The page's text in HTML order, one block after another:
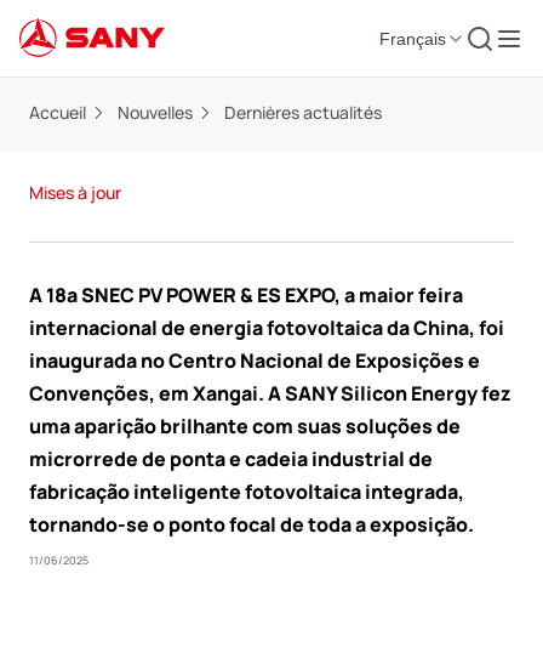
Français
Accueil Nouvelles Dernières actualités
Mises à jour
A 18ª SNEC PV POWER & ES EXPO, a maior feira
internacional de energia fotovoltaica da China, foi
inaugurada no Centro Nacional de Exposições e
Convenções, em Xangai. A SANY Silicon Energy fez
uma aparição brilhante com suas soluções de
microrrede de ponta e cadeia industrial de
fabricação inteligente fotovoltaica integrada,
tornando-se o ponto focal de toda a exposição.
11/06/2025